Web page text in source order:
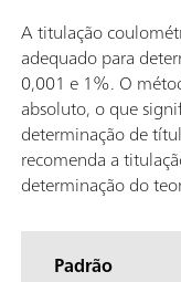
A titulação
adequado para
0,001 e 1%. O
absoluto, o que
determinação de
recomenda a
determinação do
Padrão